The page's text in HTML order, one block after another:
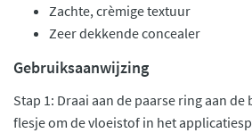
Zachte, crèmige textuur
Zeer dekkende concealer
Gebruiksaanwijzing
Stap 1: Draai aan de paarse ring aan
flesje om de vloeistof in het